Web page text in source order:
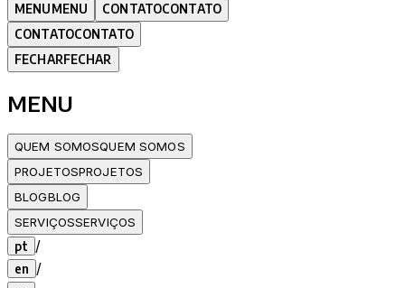
MENUMENU CONTATOCONTATO
CONTATOCONTATO
FECHARFECHAR
MENU
QUEM SOMOSQUEM SOMOS
PROJETOSPROJETOS
BLOGBLOG
SERVIÇOSSERVIÇOS
pt /
en /